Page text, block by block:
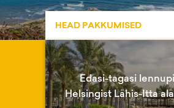
HEAD PAKKUMISED
Edasi-tagasi
Helsingist Lähis-Itta